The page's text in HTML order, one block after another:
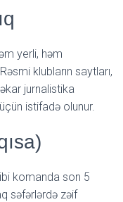
yerli, həm
klubların saytları,
jurnalistika
istifadə olunur.
komanda son 5
səfərlərdə zəif